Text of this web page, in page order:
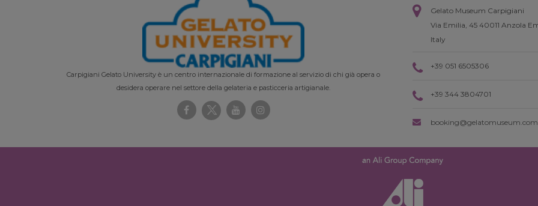
Carpigiani Gelato University è un centro internazionale di formazione al servizio di chi già opera o
desidera operare nel settore della gelateria e pasticceria artigianale.
Gelato Museum Carpigiani
Via Emilia, 45 40011 Anzola
Italy
+39 051 6505306
+39 344 3804701
booking@gelatomuseum.com